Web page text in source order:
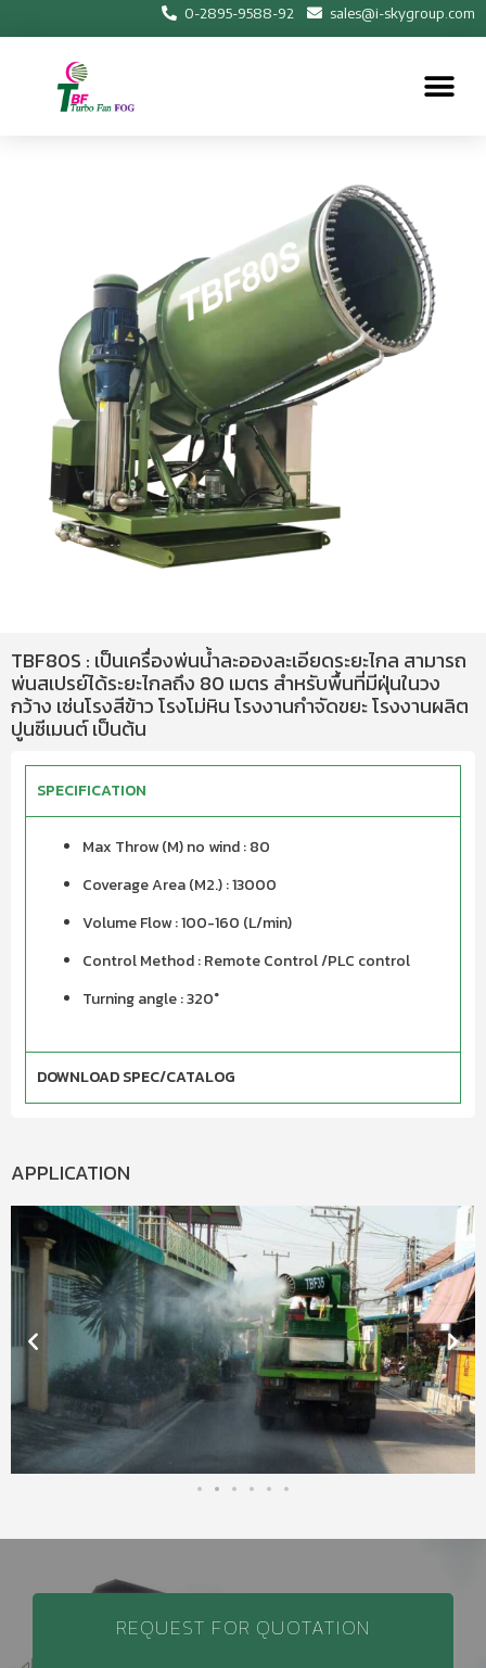
0-2895-9588-92 sales@i-skygroup.com
TBF80S : เป็นเครื่องพ่นน้ำละอองละเอียดระยะไกล สามารถ
พ่นสเปรย์ได้ระยะไกลถึง 80 เมตร สำหรับพื้นที่มีฝุ่นในวง
กว้าง เช่นโรงสีข้าว โรงโม่หิน โรงงานกำจัดขยะ โรงงานผลิต
ปูนซีเมนต์ เป็นต้น
SPECIFICATION
Max Throw (M) no wind : 80
Coverage Area (M2.) : 13000
Volume Flow : 100-160 (L/min)
Control Method : Remote Control /PLC control
Turning angle : 320°
DOWNLOAD SPEC/CATALOG
APPLICATION
REQUEST FOR QUOTATION